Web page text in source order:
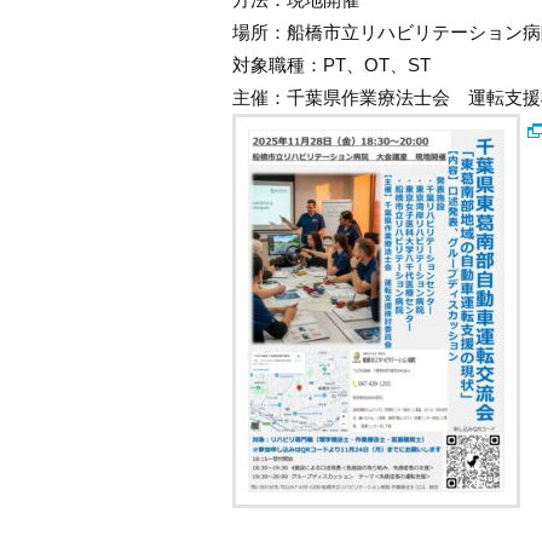
場所：船橋市立リハビリテーショ
対象職種：PT、OT、ST
主催：千葉県作業療法士会 運転支